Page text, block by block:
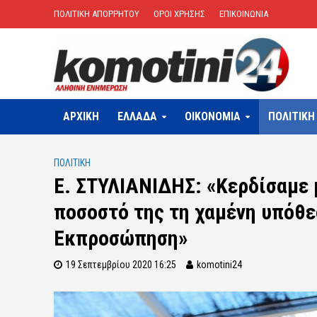
ΠΟΛΙΤΙΚΗ ΑΠΟΡΡΗΤΟΥ ΟΡΟΙ ΧΡΗΣΗΣ ΕΠΙΚΟΙΝΩΝΙΑ
ΑΡΧΙΚΗ ΕΛΛΑΔΑ OIKONOMIA ΠΟΛΙΤΙΚΗ
ΠΟΛΙΤΙΚΗ
Ε. ΣΤΥΛΙΑΝΙΔΗΣ: «Κερδίσαμε
ποσοστό της τη χαμένη
Εκπροσώπηση»
19 Σεπτεμβρίου 2020 16:25 komotini24